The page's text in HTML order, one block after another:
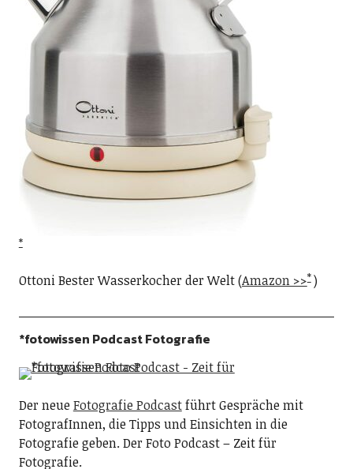
Ottoni Bester Wasserkocher der Welt (Amazon >> )
*fotowissen Podcast Fotografie
Der neueFotografie Podcastführt Gespräche mit
FotografInnen, die Tipps und Einsichten in die
Fotografie geben. Der Foto Podcast – Zeit für
Fotografie.